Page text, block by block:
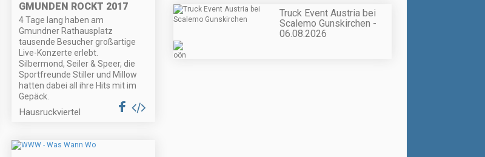
GMUNDEN ROCKT 2017
4 Tage lang haben am
Gmundner Rathausplatz
tausende Besucher großartige
Live-Konzerte erlebt.
Silbermond, Seiler & Speer, die
Sportfreunde Stiller und Millow
hatten dabei all ihre Hits mit im
Gepäck.
Hausruckviertel
Truck Event Austria bei
Scalemo Gunskirchen -
06.08.2026